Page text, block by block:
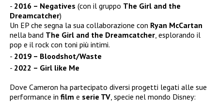
2016 – Negatives (con il gruppo The Girl and the
Dreamcatcher)
Un EP che segna la sua collaborazione con Ryan McCartan
nella band The Girl and the Dreamcatcher , esplorando il
pop e il rock con toni più intimi.
2019 – Bloodshot/Waste
2022 – Girl like Me
Dove Cameron ha partecipato diversi progetti legati alle sue
performance in film e serie TV , specie nel mondo Disney: